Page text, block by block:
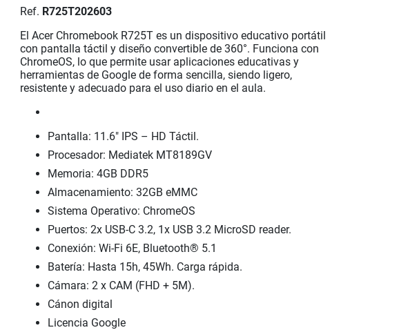
Ref. R725T202603
El Acer Chromebook R725T es un dispositivo educativo portátil
con pantalla táctil y diseño convertible de 360°. Funciona con
ChromeOS, lo que permite usar aplicaciones educativas y
herramientas de Google de forma sencilla, siendo ligero,
resistente y adecuado para el uso diario en el aula.
Pantalla: 11.6" IPS – HD Táctil. ​
Procesador: Mediatek MT8189GV​
Memoria: 4GB DDR5 ​
Almacenamiento: 32GB eMMC​
Sistema Operativo: ChromeOS​
Puertos: 2x USB-C 3.2, 1x USB 3.2 MicroSD reader. ​
Conexión: Wi-Fi 6E, Bluetooth® 5.1​
Batería: Hasta 15h, 45Wh. Carga rápida.​
Cámara: 2 x CAM (FHD + 5M).​
Cánon digital
Licencia Google